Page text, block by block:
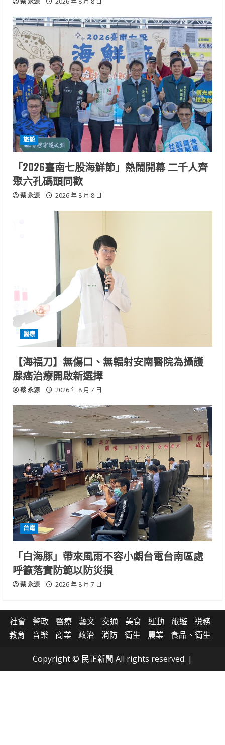
旅遊
「2026臺南七股海鮮節」熱鬧開幕 二千人齊
聚六孔碼頭同歡
蔡 永源 2026 年 8 月 8 日
醫療
【海福刀】無傷口、無輻射安南醫院為攝護
腺癌治療開啟新選擇
蔡 永源 2026 年 8 月 7 日
台電
「白海豚」帶來風雨不容小覷台電台南區處
呼籲落實防範以防災損
蔡 永源 2026 年 8 月 7 日
社會 警政 醫療 藝文 交通 美食 運動 旅遊
祱務
教育
音樂 商業 政治 消防 衛生 農業 食品、衛生
Copyright © 民正新聞 All rights reserved. |